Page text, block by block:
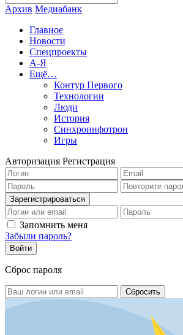
Архив Медиабанк
Главное
Новости
Спецпроекты
А-Я
Ещё…
Контур Первого
Технологии
Люди
История
Синхроинфотрон
Игры
Авторизация Регистрация
Запомнить меня
Забыли пароль?
Сброс пароля